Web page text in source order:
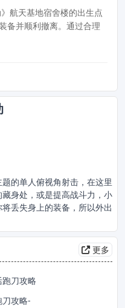
航天基地宿舍楼的出生点
备并顺利撤离。通过合理
的单人俯视角射击，在这里
身处，或是提高战斗力，小
丢失身上的装备，所以外出
更多
跑刀攻略
刀攻略-